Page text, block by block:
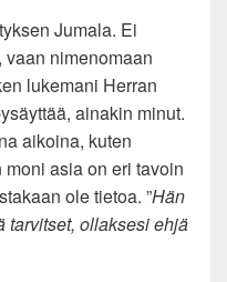
Jumala. Ei
nimenomaan
lukemani Herran
ainakin minut.
aikoina, kuten
asia on eri tavoin
ole tietoa. ”Hän
tarvitset, ollaksesi ehjä